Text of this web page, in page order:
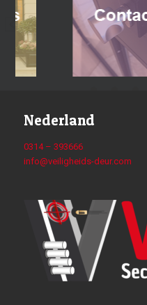
Nederland
0314 – 393666
info@veiligheids-deur.com